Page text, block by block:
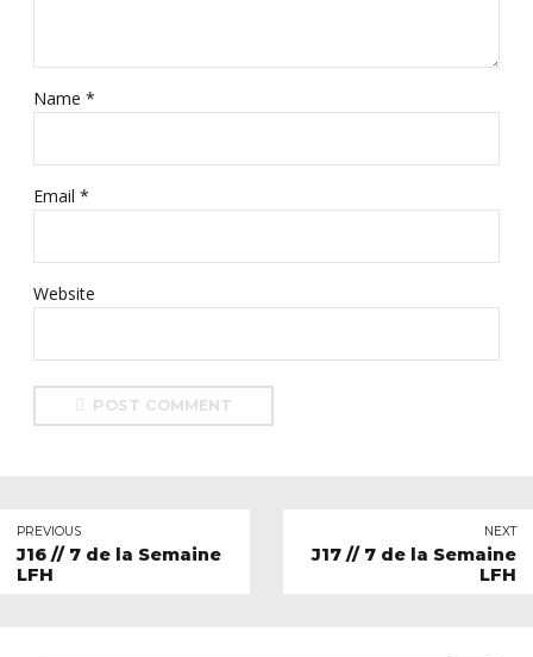
Name *
Email *
Website
POST COMMENT
PREVIOUS
J16 // 7 de la Semaine
LFH
NEXT
J17 // 7 de la Semaine
LFH